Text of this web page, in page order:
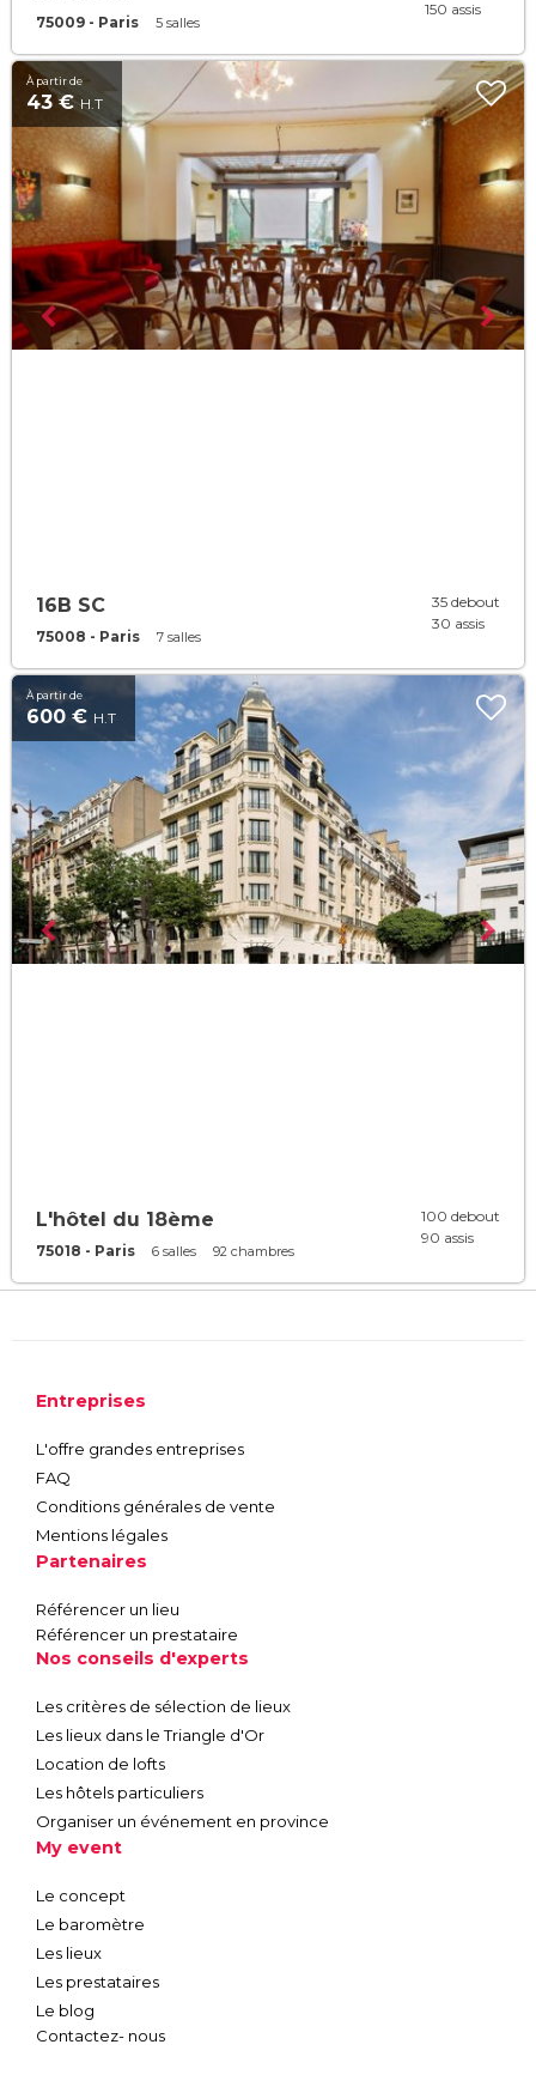
75009 - Paris 5 salles
150 assis
À partir de
43 €H.T
16B SC
75008 - Paris 7 salles
35 debout
30 assis
À partir de
600 € H.T
L'hôtel du 18ème
75018 - Paris 6 salles 92 chambres
100 debout
90 assis
Entreprises
L'offre grandes entreprises
FAQ
Conditions générales de vente
Mentions légales
Partenaires
Référencer un lieu
Référencer un prestataire
Nos conseils d'experts
Les critères de sélection de lieux
Les lieux dans le Triangle d'Or
Location de lofts
Les hôtels particuliers
Organiser un événement en province
My event
Le concept
Le baromètre
Les lieux
Les prestataires
Le blog
Contactez- nous